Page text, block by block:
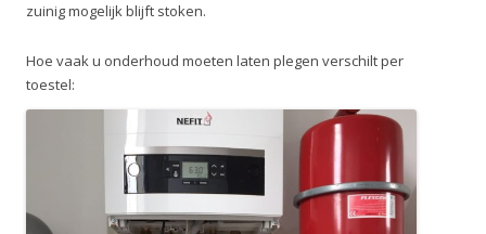
zuinig mogelijk blijft stoken.
Hoe vaak u onderhoud moeten laten plegen verschilt per
toestel: